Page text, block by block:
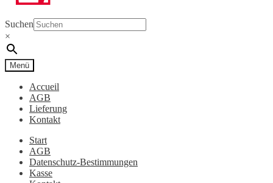
Suchen
×
Menü
Accueil
AGB
Lieferung
Kontakt
Start
AGB
Datenschutz-Bestimmungen
Kasse